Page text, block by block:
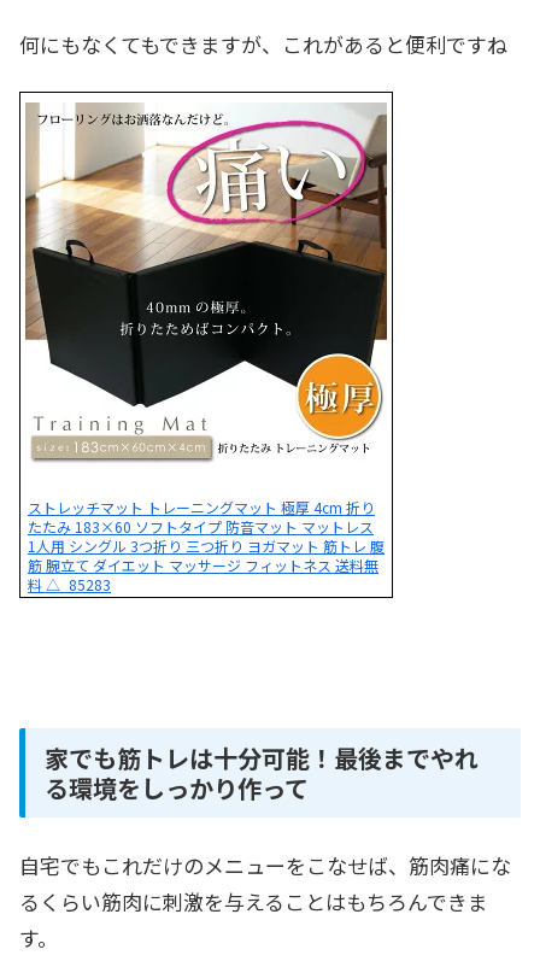
何にもなくてもできますが、これがあると便利ですね
ストレッチマット トレーニングマット 極厚 4cm 折り
たたみ 183×60 ソフトタイプ 防音マット マットレス
1人用 シングル 3つ折り 三つ折り ヨガマット 筋トレ 腹
筋 腕立て ダイエット マッサージ フィットネス 送料無
料 △_85283
家でも筋トレは十分可能！最後までやれ
る環境をしっかり作って
自宅でもこれだけのメニューをこなせば、筋肉痛にな
るくらい筋肉に刺激を与えることはもちろんできま
す。